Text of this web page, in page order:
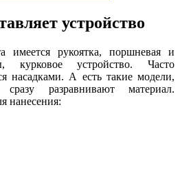
устройство
имеется рукоятка, поршневая и
курковое устройство. Часто
насадками. А есть такие модели,
разравнивают материал.
нанесения: